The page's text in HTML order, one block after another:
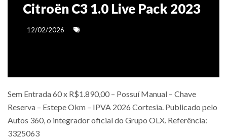
Citroën C3 1.0 Live Pack 2023
12/02/2026
Sem Entrada 60 x R$1.890,00 – Possuí Manual – Chave
Reserva – Estepe Okm – IPVA 2026 Cortesia. Publicado pelo
Autos 360, o integrador oficial do Grupo OLX. Referência:
3325063